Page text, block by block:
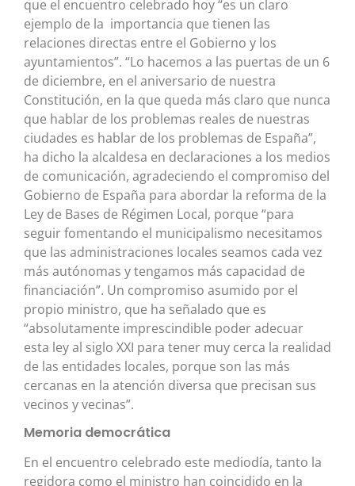
que el encuentro celebrado hoy “es un claro
ejemplo de la importancia que tienen las
relaciones directas entre el Gobierno y los
ayuntamientos”. “Lo hacemos a las puertas de un 6
de diciembre, en el aniversario de nuestra
Constitución, en la que queda más claro que nunca
que hablar de los problemas reales de nuestras
ciudades es hablar de los problemas de España”,
ha dicho la alcaldesa en declaraciones a los medios
de comunicación, agradeciendo el compromiso del
Gobierno de España para abordar la reforma de la
Ley de Bases de Régimen Local, porque “para
seguir fomentando el municipalismo necesitamos
que las administraciones locales seamos cada vez
más autónomas y tengamos más capacidad de
financiación”. Un compromiso asumido por el
propio ministro, que ha señalado que es
“absolutamente imprescindible poder adecuar
esta ley al siglo XXI para tener muy cerca la realidad
de las entidades locales, porque son las más
cercanas en la atención diversa que precisan sus
vecinos y vecinas”.
Memoria democrática
En el encuentro celebrado este mediodía, tanto la
regidora como el ministro han coincidido en la